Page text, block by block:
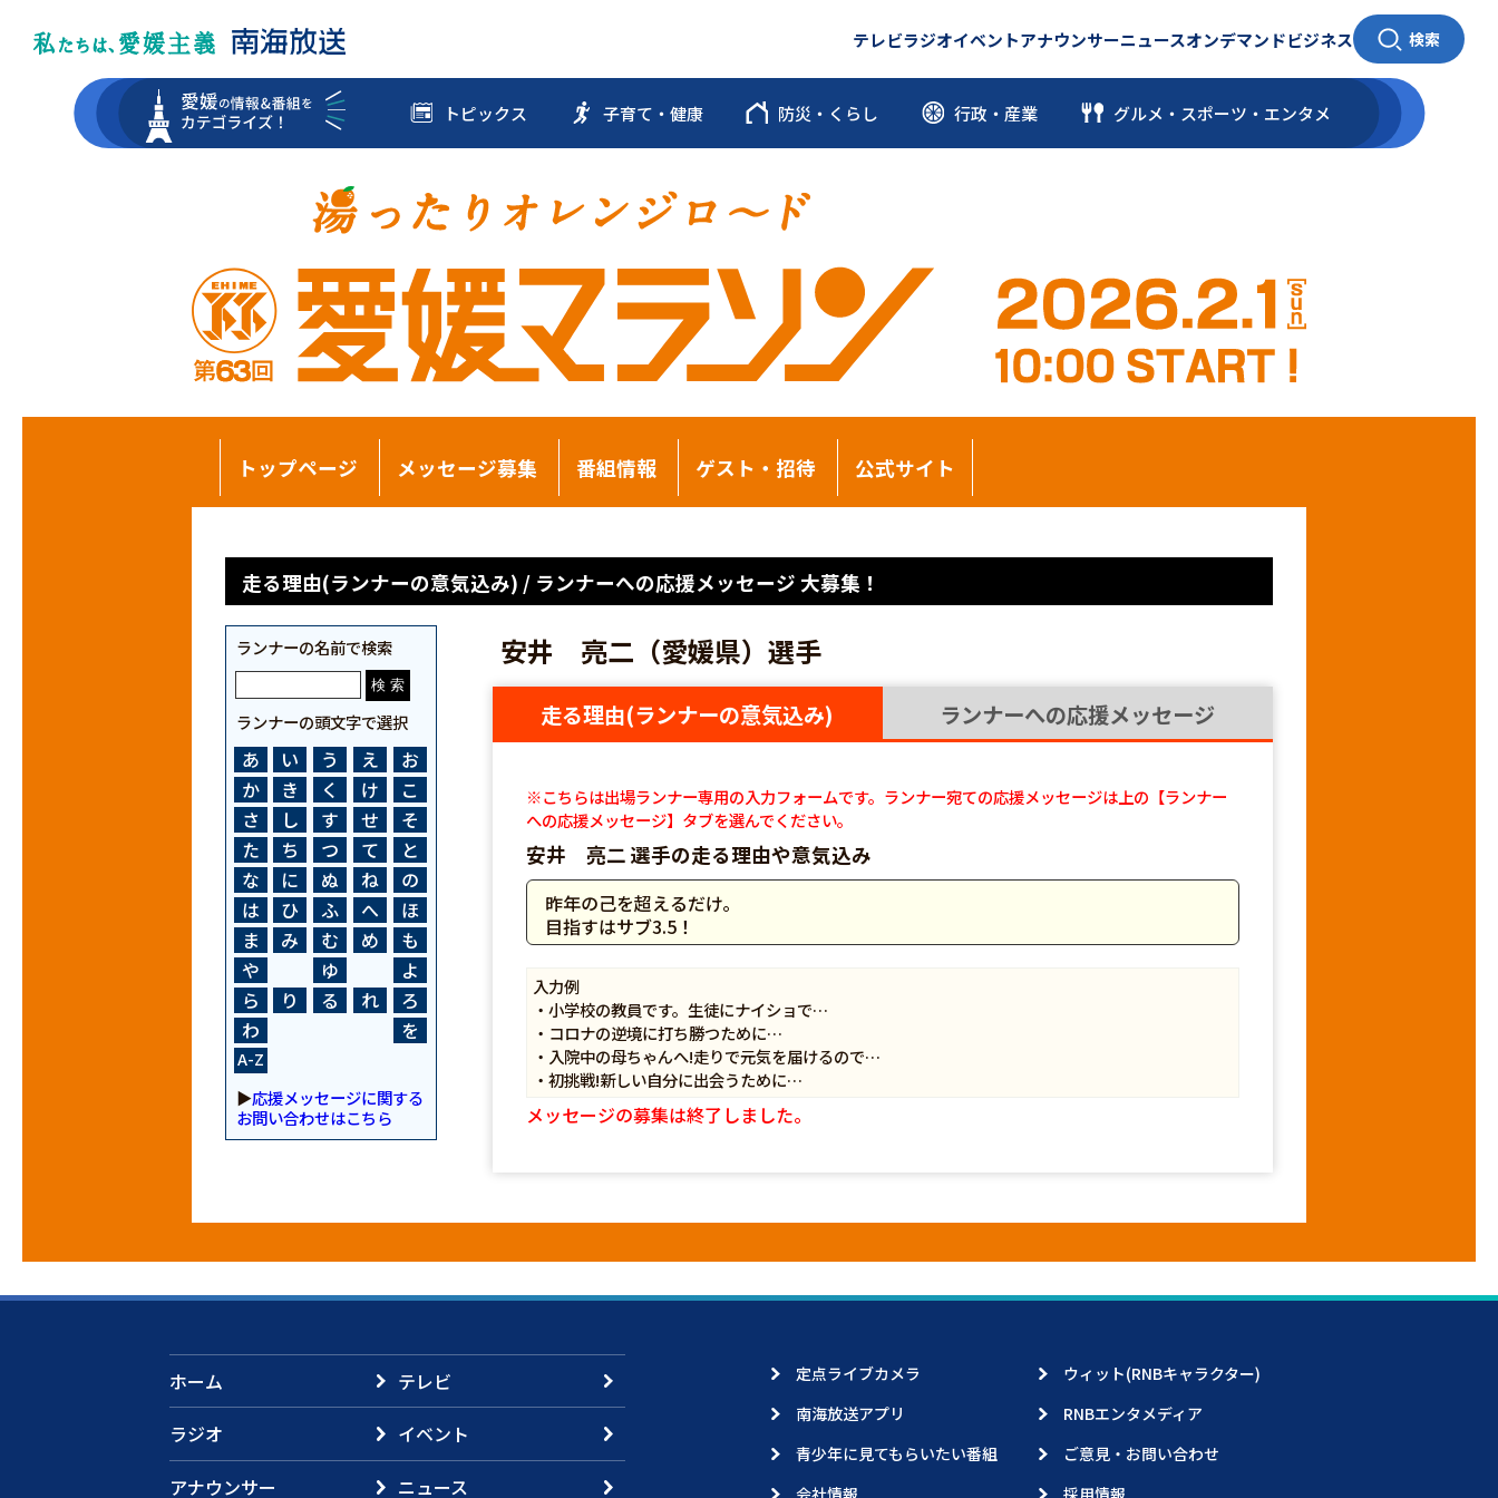
テレビラジオイベントアナウンサーニュースオンデマンドビジネス 検索
トピックス 子育て・健康 防災・くらし 行政・産業 グルメ・スポーツ ・ エンタメ
トップページ メッセージ募集 番組情報 ゲスト・招待 公式サイト
走る理由(ランナーの意気込み) / ランナーへの応援メッセージ 大募集！
ランナーの名前で検索
ランナーの頭文字で選択
あ い う え
お
か
き く け
こ
さ
し す せ
そ
た
ち つ て
と
な
に ぬ ね
の
は
ひ ふ へ
ほ
ま
み む め
も
や
ゆ
よ
ら
り る れ
ろ
わ
を
A-Z
▶応援メッセージに関する
お問い合わせはこちら
安井 亮二（愛媛県）選手
走る理由(ランナーの意気込み) ランナーへの応援メッセージ
※こちらは出場ランナー専用の入力フォームです。ランナー宛ての応援メッセージは上の【ランナー
への応援メッセージ】タブを選んでください。
安井 亮二 選手の走る理由や意気込み
昨年の己を超えるだけ。
目指すはサブ3.5！
入力例
・小学校の教員です。生徒にナイショで…
・コロナの逆境に打ち勝つために…
・入院中の母ちゃんへ!走りで元気を届けるので…
・初挑戦!新しい自分に出会うために…
メッセージの募集は終了しました。
ホーム
テレビ
ラジオ
イベント
アナウンサー
ニュース
定点ライブカメラ
ウィット(RNBキャラクター)
南海放送アプリ
RNBエンタメディア
青少年に見てもらいたい番組
ご意見・お問い合わせ